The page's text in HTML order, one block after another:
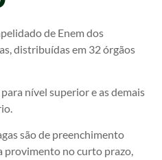
de Enem dos
distribuídas em 32 órgãos
nível superior e as demais
são de preenchimento
provimento no curto prazo,